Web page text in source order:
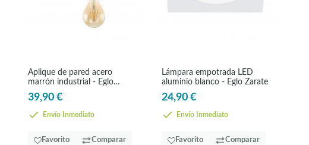
Aplique de pared acero
marrón industrial - Eglo
Townshend4
39,90 €
Envío Inmediato
Favorito Comparar
Lámpara empotrada LED
aluminio blanco - Eglo Zarate
24,90 €
Envío Inmediato
Favorito Comparar